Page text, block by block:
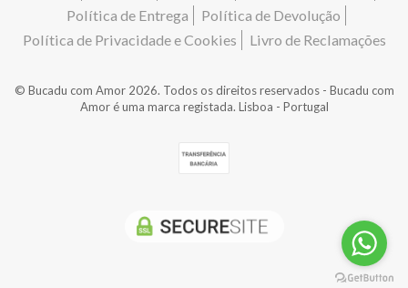
Política de Entrega
Política de Devolução
Política de Privacidade e Cookies
Livro de Reclamações
© Bucadu com Amor 2026. Todos os direitos reservados - Bucadu com
Amor é uma marca registada. Lisboa - Portugal